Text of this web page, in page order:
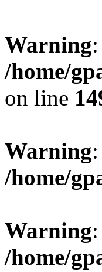
Warning
/home/
on line
Warning
/home/
Warning
/home/